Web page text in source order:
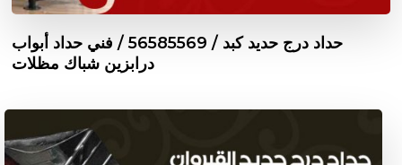
حداد درج حديد كبد / 56585569 / فني حداد أبواب
درابزين شباك مظلات